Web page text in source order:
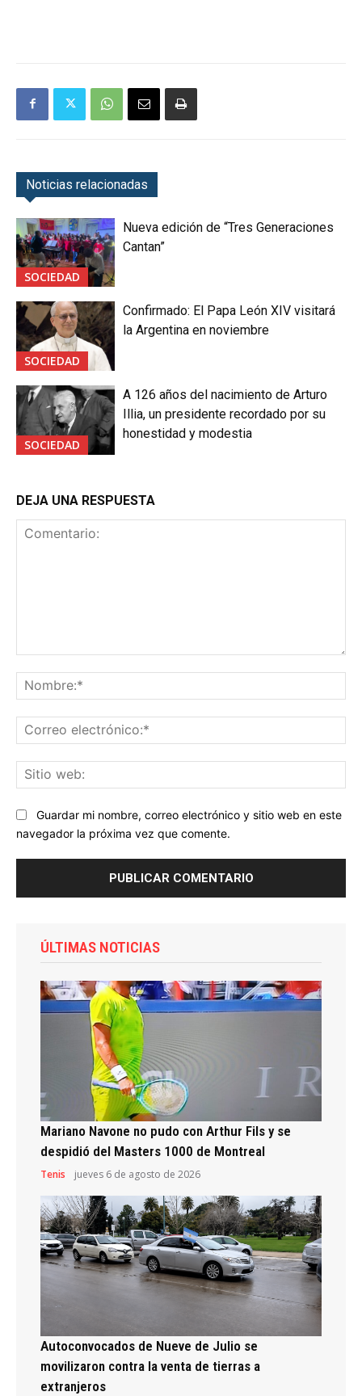
Noticias relacionadas
SOCIEDAD
Nueva edición de “Tres Generaciones
Cantan”
SOCIEDAD
Confirmado: El Papa León XIV visitará
la Argentina en noviembre
SOCIEDAD
A 126 años del nacimiento de Arturo
Illia, un presidente recordado por su
honestidad y modestia
DEJA UNA RESPUESTA
Guardar mi nombre, correo electrónico y sitio web en este
navegador la próxima vez que comente.
ÚLTIMAS NOTICIAS
Mariano Navone no pudo con Arthur Fils y se
despidió del Masters 1000 de Montreal
Tenis jueves 6 de agosto de 2026
Autoconvocados de Nueve de Julio se
movilizaron contra la venta de tierras a
extranjeros